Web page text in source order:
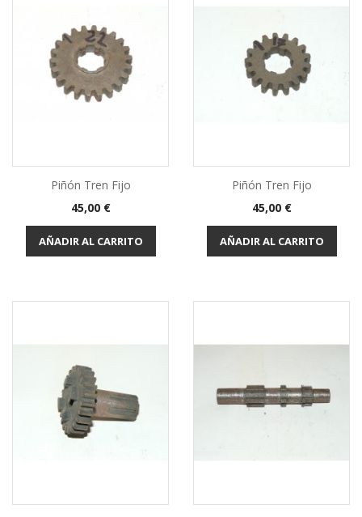
Piñón Tren Fijo
Precio
45,00 €
AÑADIR AL CARRITO
Piñón Tren Fijo
Precio
45,00 €
AÑADIR AL CARRITO